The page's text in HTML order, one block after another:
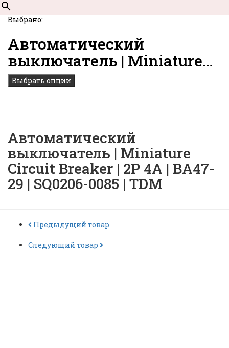
Выбрано:
Автоматический
выключатель | Miniature…
Выбрать опции
Автоматический
выключатель | Miniature
Circuit Breaker | 2P 4A | ВА47-
29 | SQ0206-0085 | TDM
Предыдущий товар
Следующий товар